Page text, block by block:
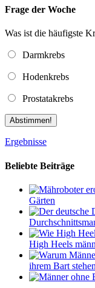
Frage der Woche
Was ist die häufigste
Darmkrebs
Hodenkrebs
Prostatakrebs
Abstimmen!
Ergebnisse
Beliebte Beiträge
Gärten
High Heels
ihrem Bart stehen